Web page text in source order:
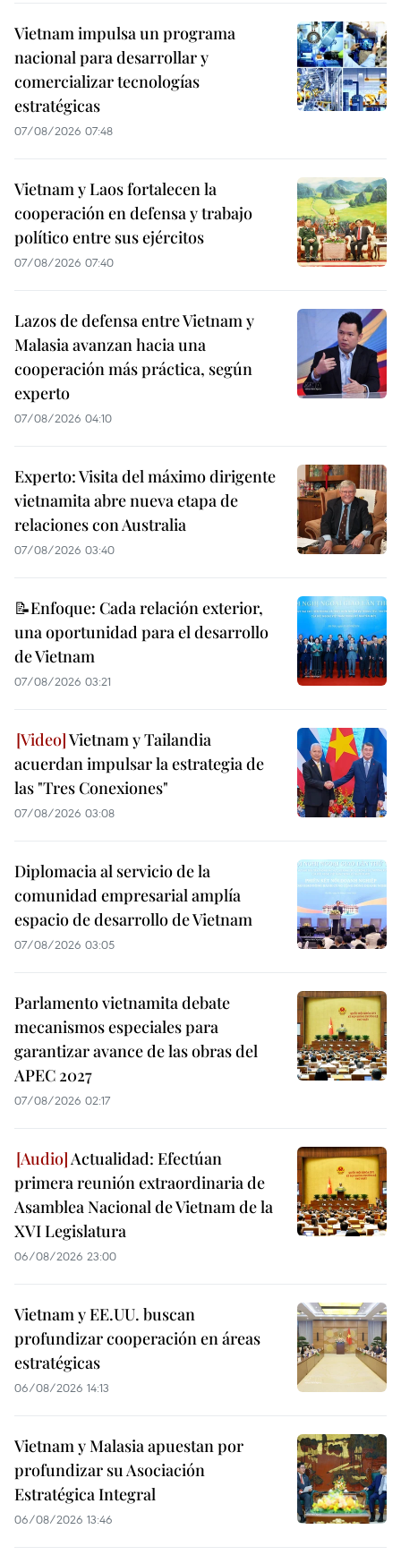
Vietnam impulsa un programa
nacional para desarrollar y
comercializar tecnologías
estratégicas
07/08/2026 07:48
Vietnam y Laos fortalecen la
cooperación en defensa y trabajo
político entre sus ejércitos
07/08/2026 07:40
Lazos de defensa entre Vietnam y
Malasia avanzan hacia una
cooperación más práctica, según
experto
07/08/2026 04:10
Experto: Visita del máximo dirigente
vietnamita abre nueva etapa de
relaciones con Australia
07/08/2026 03:40
📝Enfoque: Cada relación exterior,
una oportunidad para el desarrollo
de Vietnam
07/08/2026 03:21
Vietnam y Tailandia
acuerdan impulsar la estrategia de
las "Tres Conexiones"
07/08/2026 03:08
Diplomacia al servicio de la
comunidad empresarial amplía
espacio de desarrollo de Vietnam
07/08/2026 03:05
Parlamento vietnamita debate
mecanismos especiales para
garantizar avance de las obras del
APEC 2027
07/08/2026 02:17
Actualidad: Efectúan
primera reunión extraordinaria de
Asamblea Nacional de Vietnam de la
XVI Legislatura
06/08/2026 23:00
Vietnam y EE.UU. buscan
profundizar cooperación en áreas
estratégicas
06/08/2026 14:13
Vietnam y Malasia apuestan por
profundizar su Asociación
Estratégica Integral
06/08/2026 13:46